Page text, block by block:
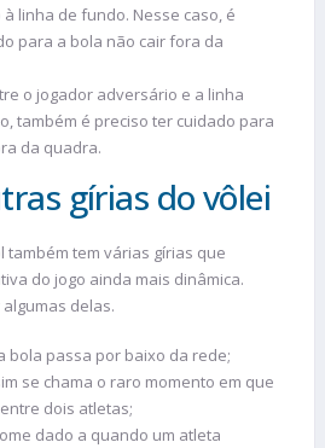
linha de fundo. Nesse caso, é
para a bola não cair fora da
o jogador adversário e a linha
também é preciso ter cuidado para
da quadra.
gírias do vôlei
também tem várias gírias que
do jogo ainda mais dinâmica.
delas.
bola passa por baixo da rede;
se chama o raro momento em que
dois atletas;
dado a quando um atleta